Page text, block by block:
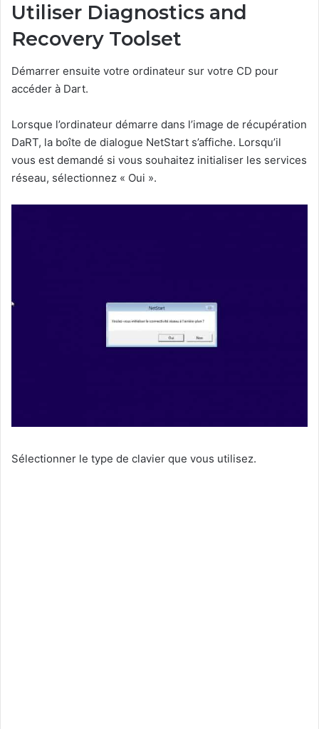
Utiliser Diagnostics and
Recovery Toolset
Démarrer ensuite votre ordinateur sur votre CD pour
accéder à Dart.
Lorsque l’ordinateur démarre dans l’image de récupération
DaRT, la boîte de dialogue NetStart s’affiche. Lorsqu’il
vous est demandé si vous souhaitez initialiser les services
réseau, sélectionnez « Oui ».
Sélectionner le type de clavier que vous utilisez.